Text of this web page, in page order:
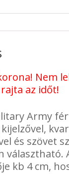
Nem
az időt!
Army
és szövet
választható.
kb 4 cm,